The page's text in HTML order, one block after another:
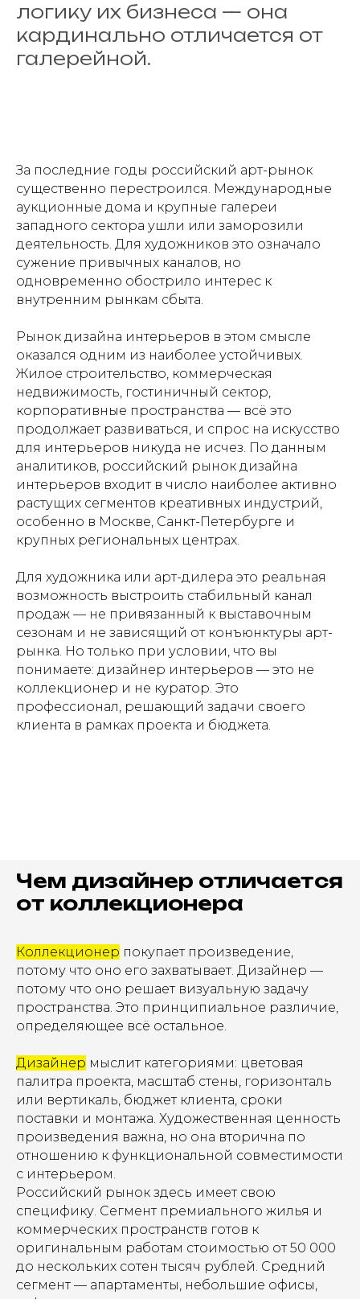
логику их бизнеса — она
кардинально отличается от
галерейной.
За последние годы российский арт-рынок
существенно перестроился. Международные
аукционные дома и крупные галереи
западного сектора ушли или заморозили
деятельность. Для художников это означало
сужение привычных каналов, но
одновременно обострило интерес к
внутренним рынкам сбыта.
Рынок дизайна интерьеров в этом смысле
оказался одним из наиболее устойчивых.
Жилое строительство, коммерческая
недвижимость, гостиничный сектор,
корпоративные пространства — всё это
продолжает развиваться, и спрос на искусство
для интерьеров никуда не исчез. По данным
аналитиков, российский рынок дизайна
интерьеров входит в число наиболее активно
растущих сегментов креативных индустрий,
особенно в Москве, Санкт-Петербурге и
крупных региональных центрах.
Для художника или арт-дилера это реальная
возможность выстроить стабильный канал
продаж — не привязанный к выставочным
сезонам и не зависящий от конъюнктуры арт-
рынка. Но только при условии, что вы
понимаете: дизайнер интерьеров — это не
коллекционер и не куратор. Это
профессионал, решающий задачи своего
клиента в рамках проекта и бюджета.
Чем дизайнер отличается
от коллекционера
Коллекционер покупает произведение,
потому что оно его захватывает. Дизайнер —
потому что оно решает визуальную задачу
пространства. Это принципиальное различие,
определяющее всё остальное.
Дизайнер мыслит категориями: цветовая
палитра проекта, масштаб стены, горизонталь
или вертикаль, бюджет клиента, сроки
поставки и монтажа. Художественная ценность
произведения важна, но она вторична по
отношению к функциональной совместимости
с интерьером.
Российский рынок здесь имеет свою
специфику. Сегмент премиального жилья и
коммерческих пространств готов к
оригинальным работам стоимостью от 50 000
до нескольких сотен тысяч рублей. Средний
сегмент — апартаменты, небольшие офисы,